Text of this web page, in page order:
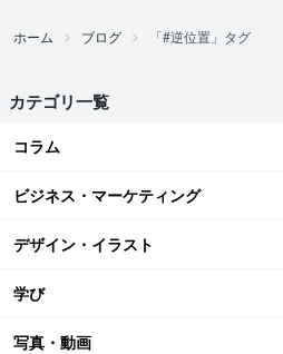
ホーム ブログ 「#逆位置」タグ
カテゴリ一覧
コラム
ビジネス・マーケティング
デザイン・イラスト
学び
写真・動画